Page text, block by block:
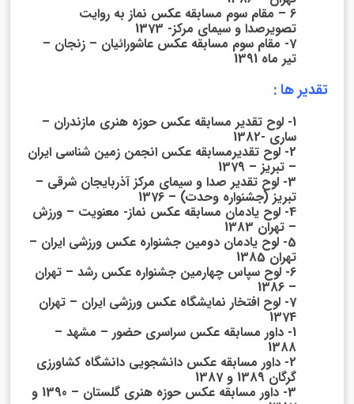
6 – مقام سوم مسابقه عکس نماز به روایت
تصویرصدا و سیمای مرکز- 1373
7- مقام سوم مسابقه عکس عاشورائیان – زنجان –
تیر ماه 1391
تقدیر ها :
1- لوح تقدیر مسابقه عکس حوزه هنری مازندران –
ساری -1382
2- لوح تقدیرمسابقه عکس انجمن زمین شناسی ایران
– تبریز – 1379
3- لوح تقدیر صدا و سیمای مرکز آذربایجان شرقی –
تبریز (جشنواره وحدت) – 1376
4- لوح یادمان مسابقه عکس نماز- معنویت – ورزش
– تهران 1383
5- لوح یادمان دومین جشنواره عکس ورزشی ایران –
تهران 1385
6- لوح سپاس چهارمین جشنواره عکس رشد – تهران
– 1386
7- لوح افتخار نمایشگاه عکس ورزشی ایران – تهران
1374
1- داور مسابقه عکس سراسری حضور – مشهد –
1388
2- داور مسابقه عکس دانشجویی دانشگاه کشاورزی
گرگان 1389 و 1387
3- داور مسابقه عکس حوزه هنری گلستان – 1390 و